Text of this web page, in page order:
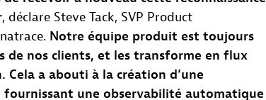
, déclare Steve Tack, SVP Product
Notre équipe produit est toujours
nos clients, et les transforme en flux
Cela a abouti à la création d’une
une observabilité automatique